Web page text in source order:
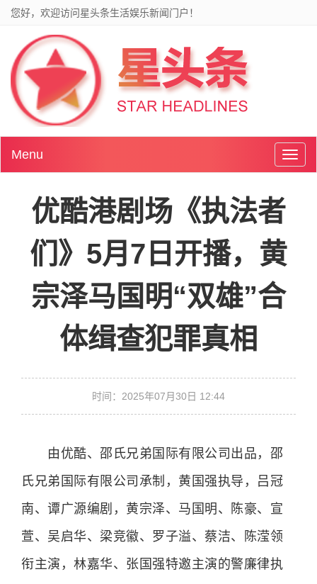
您好，欢迎访问星头条生活娱乐新闻门户！
Menu
优酷港剧场《执法者
们》5月7日开播，黄
宗泽马国明“双雄”合
体缉查犯罪真相
时间：2025年07月30日 12:44
由优酷、邵氏兄弟国际有限公司出品，邵
氏兄弟国际有限公司承制，黄国强执导，吕冠
南、谭广源编剧，黄宗泽、马国明、陈豪、宣
萱、吴启华、梁竞徽、罗子溢、蔡洁、陈滢领
衔主演，林嘉华、张国强特邀主演的警廉律执